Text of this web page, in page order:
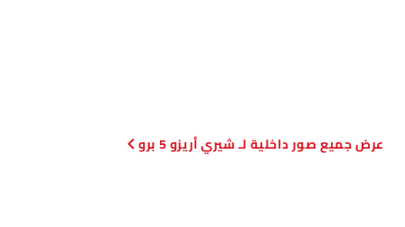
صور داخلية لـ شيري أريزو 5 برو